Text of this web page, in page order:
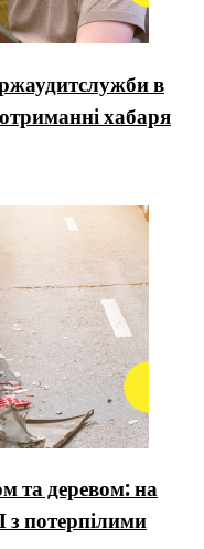
в
хабаря
та деревом: на
з потерпілими